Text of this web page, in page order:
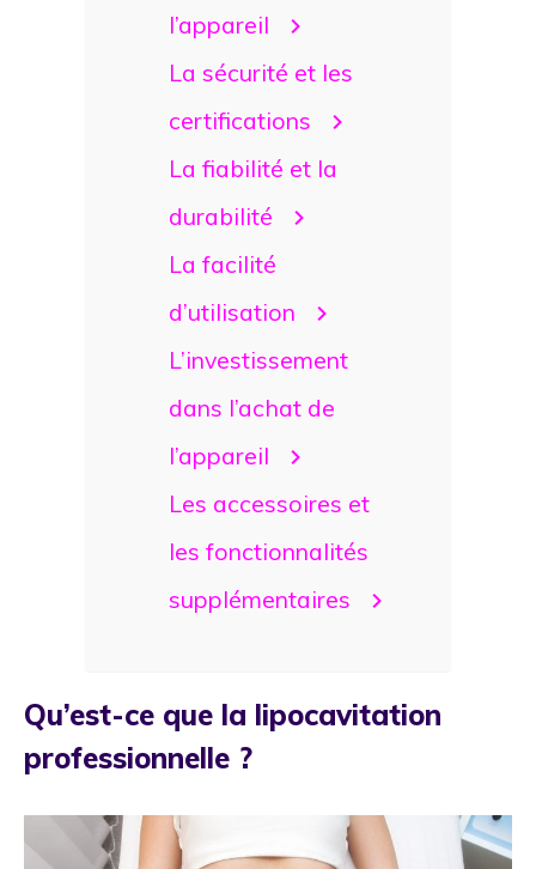
l’appareil
La sécurité et les
certifications
La fiabilité et la
durabilité
La facilité
d’utilisation
L’investissement
dans l’achat de
l’appareil
Les accessoires et
les fonctionnalités
supplémentaires
Qu’est-ce que la lipocavitation
professionnelle ?